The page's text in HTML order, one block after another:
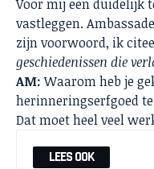
Voor mij een duidelijk
vastleggen.
zijn voorwoord, ik
geschiedenissen die
AM:Waarom heb je
herinneringserfgoed
Dat moet heel veel
LEES OOK